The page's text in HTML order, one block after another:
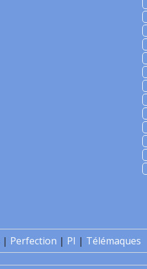
| Perfection | PI | Télémaques